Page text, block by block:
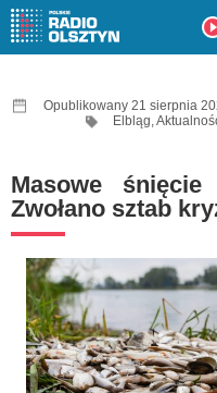
Opublikowany 21 sierpnia
Elbląg,
Masowe
Zwołano sztab